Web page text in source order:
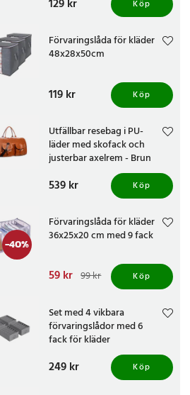
129 kr Köp
Förvaringslåda för kläder
48x28x50cm
Pris :119 kr
119 kr Köp
Utfällbar resebag i PU-
läder med skofack och
justerbar axelrem - Brun
Pris:539 kr
539 kr Köp
-40%
Förvaringslåda för kläder
36x25x20 cm med 9 fack
Nuvarande pris
Tidigare pris 99 kr
59 kr 99 kr Köp
Set med 4 vikbara
förvaringslådor med 6
fack för kläder
Pris:249 kr
249 kr Köp